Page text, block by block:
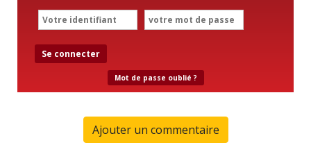
Se connecter
Mot de passe oublié ?
Ajouter un commentaire